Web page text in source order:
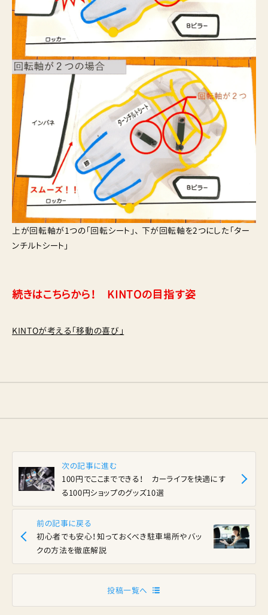
上が回転軸が1つの「回転シート」、 下が回転軸を2つにした「ター
ンチルトシート」
続きはこちらから！ KINTOの目指す姿
KINTOが考える「移動の喜び」
前の記事に戻る
初心者でも安心！知っておくべき駐車場所やバッ
クの方法を徹底解説
次の記事に進む
100円でここまでできる！ カーライフを快適にす
る100円ショップのグッズ10選
投稿一覧へ